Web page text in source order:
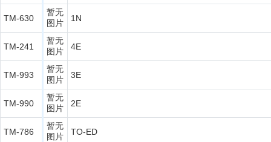
TM-630
暂无
图片
1N
TM-241
暂无
图片
4E
TM-993
暂无
图片
3E
TM-990
暂无
图片
2E
TM-786
暂无
图片
TO-ED